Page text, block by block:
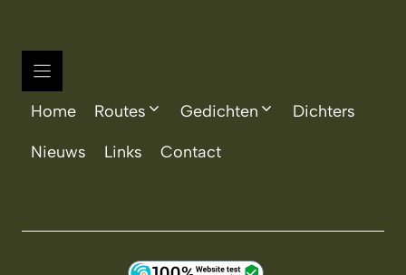
Home Routes Gedichten Dichters
Nieuws Links Contact